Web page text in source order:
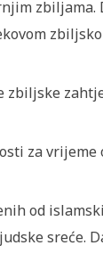
zbiljske
za
od
sreće.